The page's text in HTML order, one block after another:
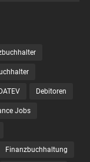
DATEV Debitoren
Jobs
Finanzbuchhaltung